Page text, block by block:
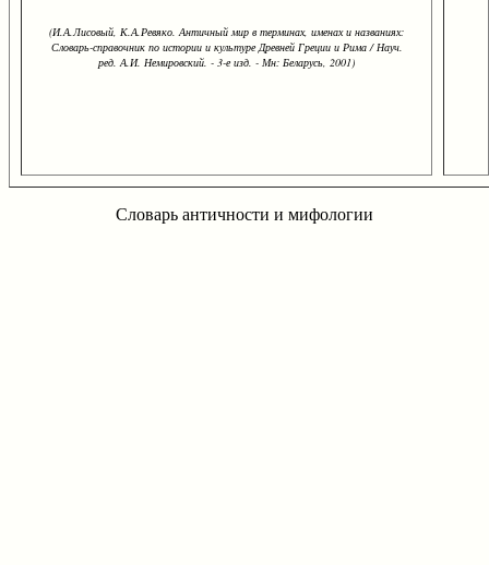
(И.А.Лисовый, К.А.Ревяко. Античный мир в терминах, именах и названиях:
Словарь-справочник по истории и культуре Древней Греции и Рима / Науч.
ред. А.И. Немировский. - 3-е изд. - Мн: Беларусь, 2001)
Словарь античности и мифологии